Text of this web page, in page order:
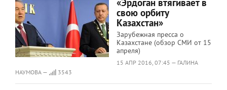
«Эрдоган втягивает в
свою орбиту
Казахстан»
Зарубежная пресса о
Казахстане (обзор СМИ от 15
апреля)
15 АПР 2016, 07:45 — ГАЛИНА
НАУМОВА —
3543